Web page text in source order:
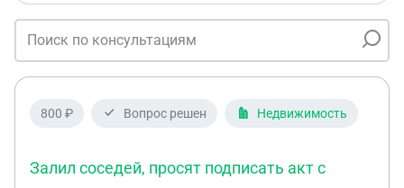
800 ₽ Вопрос решен Недвижимость
Залил соседей, просят подписать акт с